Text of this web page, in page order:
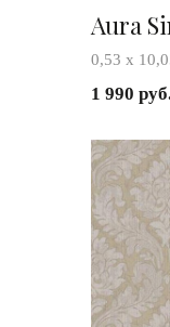
Aura
0,53 х
1 990